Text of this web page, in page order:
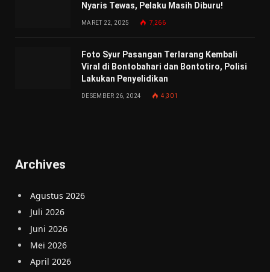
Nyaris Tewas, Pelaku Masih Diburu!
MARET 22, 2025 7,266
Foto Syur Pasangan Terlarang Kembali
Viral di Bontobahari dan Bontotiro, Polisi
Lakukan Penyelidikan
DESEMBER 26, 2024 4,301
Archives
Agustus 2026
Juli 2026
Juni 2026
Mei 2026
April 2026